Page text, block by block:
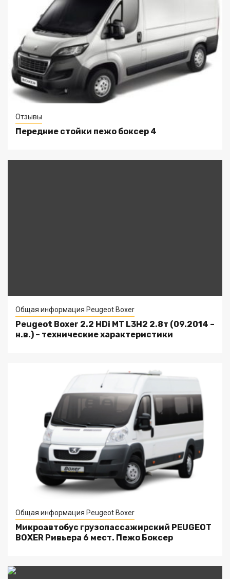
Отзывы
Передние стойки пежо боксер 4
Общая информация Peugeot Boxer
Peugeot Boxer 2.2 HDi MT L3H2 2.8т (09.2014 –
н.в.) – технические характеристики
Общая информация Peugeot Boxer
Микроавтобус грузопассажирский PEUGEOT
BOXER Ривьера 6 мест. Пежо Боксер